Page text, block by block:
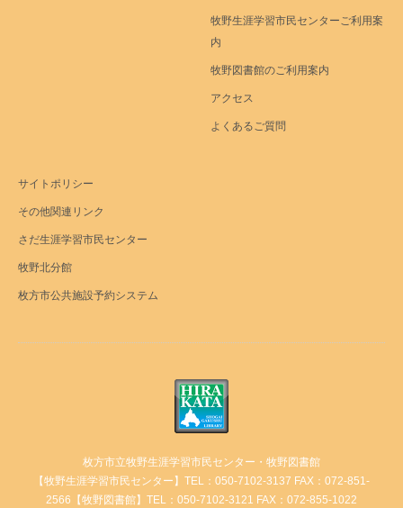
牧野生涯学習市民センターご利用案
内
牧野図書館のご利用案内
アクセス
よくあるご質問
サイトポリシー
その他関連リンク
さだ生涯学習市民センター
牧野北分館
枚方市公共施設予約システム
枚方市立牧野生涯学習市民センター・牧野図書館
【牧野生涯学習市民センター】TEL：050-7102-3137 FAX：072-851-
2566【牧野図書館】TEL：050-7102-3121 FAX：072-855-1022